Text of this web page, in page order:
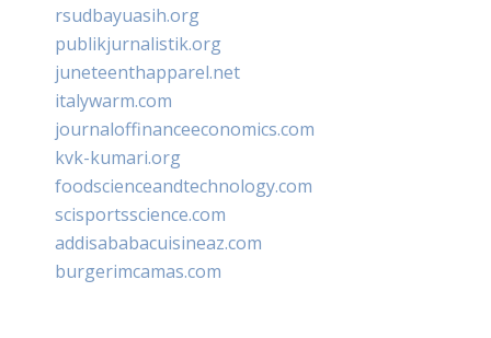
rsudbayuasih.org
publikjurnalistik.org
juneteenthapparel.net
italywarm.com
journaloffinanceeconomics.com
kvk-kumari.org
foodscienceandtechnology.com
scisportsscience.com
addisababacuisineaz.com
burgerimcamas.com